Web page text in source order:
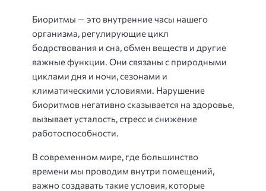
Биоритмы — это внутренние часы нашего
организма, регулирующие цикл
бодрствования и сна, обмен веществ и другие
важные функции. Они связаны с природными
циклами дня и ночи, сезонами и
климатическими условиями. Нарушение
биоритмов негативно сказывается на здоровье,
вызывает усталость, стресс и снижение
работоспособности.
В современном мире, где большинство
времени мы проводим внутри помещений,
важно создавать такие условия, которые